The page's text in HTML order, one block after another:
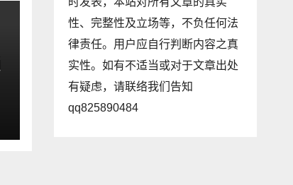
性、完整性及立场等，不负任何法
律责任。用户应自行判断内容之真
实性。如有不适当或对于文章出处
有疑虑，请联络我们告知
qq825890484